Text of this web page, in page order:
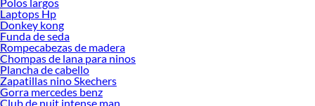
Laptops Hp
Donkey kong
Funda de seda
Rompecabezas de madera
Chompas de lana para ninos
Plancha de cabello
Zapatillas nino Skechers
Gorra mercedes benz
Club de nuit intense man